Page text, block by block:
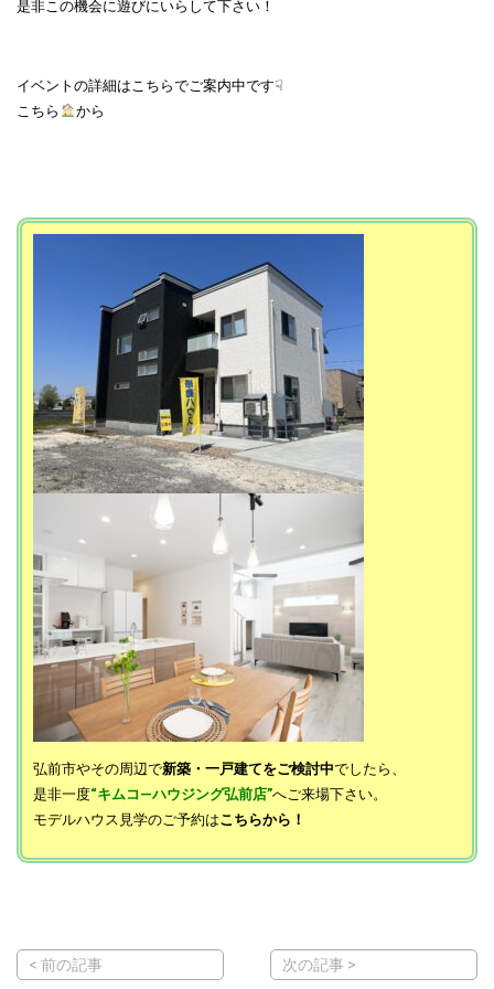
是非この機会に遊びにいらして下さい！
イベントの詳細はこちらでご案内中です☟
こちら
から
弘前市やその周辺で新築・一戸建てをご検討中でしたら、
是非一度“キムコ―ハウジング弘前店”へご来場下さい。
モデルハウス見学のご予約はこちらから！
< 前の記事 次の記事 >